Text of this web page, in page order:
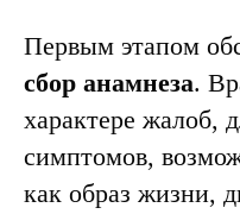
Первым этапом
сбор анамнеза.
характере жалоб,
симптомов,
как образ жизни,